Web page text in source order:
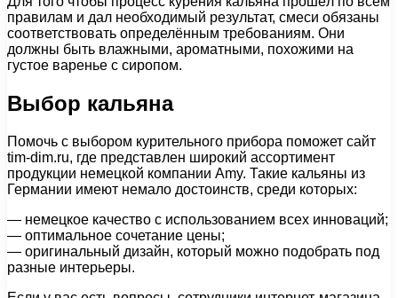
правилам и дал необходимый результат, смеси обязаны
соответствовать определённым требованиям. Они
должны быть влажными, ароматными, похожими на
густое варенье с сиропом.
Выбор кальяна
Помочь с выбором курительного прибора поможет сайт
tim-dim.ru, где представлен широкий ассортимент
продукции немецкой компании Amy. Такие кальяны из
Германии имеют немало достоинств, среди которых:
— немецкое качество с использованием всех инноваций;
— оптимальное сочетание цены;
— оригинальный дизайн, который можно подобрать под
разные интерьеры.